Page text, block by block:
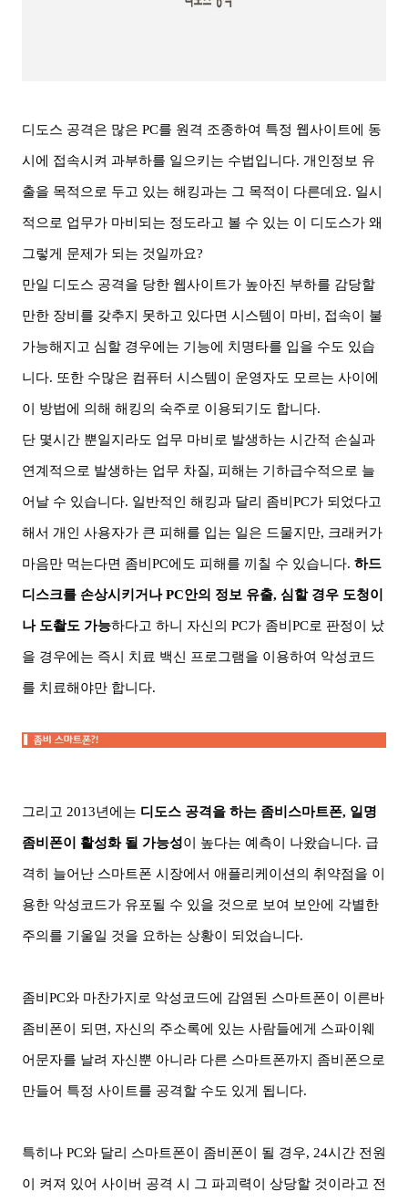
디도스 공격은 많은 PC를 원격 조종하여 특정 웹사이트에 동
시에 접속시켜 과부하를 일으키는 수법입니다. 개인정보 유
출을 목적으로 두고 있는 해킹과는 그 목적이 다른데요. 일시
적으로 업무가 마비되는 정도라고 볼 수 있는 이 디도스가 왜
그렇게 문제가 되는 것일까요?
만일 디도스 공격을 당한 웹사이트가 높아진 부하를 감당할
만한 장비를 갖추지 못하고 있다면 시스템이 마비 , 접속이 불
가능해지고 심할 경우에는 기능에 치명타를 입을 수도 있습
니다. 또한 수많은 컴퓨터 시스템이 운영자도 모르는 사이에
이 방법에 의해 해킹의 숙주로 이용되기도 합니다.
단 몇시간 뿐일지라도 업무 마비로 발생하는 시간적 손실과
연계적으로 발생하는 업무 차질, 피해는 기하급수적으로 늘
어날 수 있습니다. 일반적인 해킹과 달리 좀비 PC가 되었다고
해서 개인 사용자가 큰 피해를 입는 일은 드물지만, 크래커가
마음만 먹는다면 좀비 PC에도 피해를 끼칠 수 있습니다. 하드
디스크를 손상시키거나PC안의 정보 유출, 심할 경우 도청이
나 도촬도 가능하다고 하니 자신의 PC가 좀비 PC로 판정이 났
을 경우에는 즉시 치료 백신 프로그램을 이용하여 악성코드
를 치료해야만 합니다.
그리고 2013년에는 디도스 공격을 하는 좀비스마트폰, 일명
좀비폰이 활성화 될 가능성이 높다는 예측이 나왔습니다. 급
격히 늘어난 스마트폰 시장에서 애플리케이션의 취약점을 이
용한 악성코드가 유포될 수 있을 것으로 보여 보안에 각별한
주의를 기울일 것을 요하는 상황이 되었습니다.
좀비 PC와 마찬가지로 악성코드에 감염된 스마트폰이 이른바
좀비폰이 되면 , 자신의 주소록에 있는 사람들에게 스파이웨
어문자를 날려 자신뿐 아니라 다른 스마트폰까지 좀비폰으로
만들어 특정 사이트를 공격할 수도 있게 됩니다.
특히나 PC와 달리 스마트폰이 좀비폰이 될 경우, 24시간 전원
이 켜져 있어 사이버 공격 시 그 파괴력이 상당할 것이라고 전